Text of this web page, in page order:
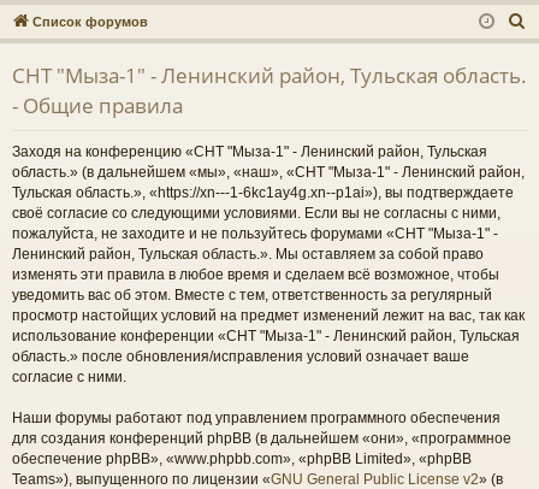
ы
лк
и
ум
ы
ьз
ов
ат
ел
и
д ис
тр
ац
Список форумов
о
СНТ "Мыза-1" - Ленинский район, Тульская область.
- Общие правила
Заходя на конференцию «СНТ "Мыза-1" - Ленинский район, Тульская
область.» (в дальнейшем «мы», «наш», «СНТ "Мыза-1" - Ленинский район,
Тульская область.», «https://xn---1-6kc1ay4g.xn--p1ai»), вы подтверждаете
своё согласие со следующими условиями. Если вы не согласны с ними,
пожалуйста, не заходите и не пользуйтесь форумами «СНТ "Мыза-1" -
Ленинский район, Тульская область.». Мы оставляем за собой право
изменять эти правила в любое время и сделаем всё возможное, чтобы
уведомить вас об этом. Вместе с тем, ответственность за регулярный
просмотр настойщих условий на предмет изменений лежит на вас, так как
использование конференции «СНТ "Мыза-1" - Ленинский район, Тульская
область.» после обновления/исправления условий означает ваше
согласие с ними.
Наши форумы работают под управлением программного обеспечения
для создания конференций phpBB (в дальнейшем «они», «программное
обеспечение phpBB», «www.phpbb.com», «phpBB Limited», «phpBB
Teams»), выпущенного по лицензии «GNU General Public License v2» (в